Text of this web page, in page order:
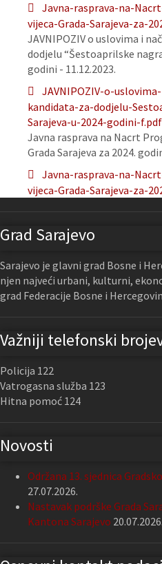
Javna-rasprava-na-
vijeca-Grada-Sarajeva-za-
JAVNIPOZIV o uslovima i
dodjelu “Šestoaprilske
godini - 11.12.2023.
JAVNIPOZIV-o-
kandidata-za-dodjelu-
Sarajeva-u-2024-godini-f.pdf
Javna rasprava na Nacrt
Grada Sarajeva za 2024.
Javna-rasprava-na-
vijeca-Grada-Sarajeva-za-
Grad Sarajevo
Sarajevo je glavni grad Bosne i
njen najveći urbani, kulturni,
grad Federacije Bosne i
Važniji telefonski
Policija 122
Vatrogasna služba 123
Hitna pomoć 124
Novosti
Održana 13. sjednica
27.07.2026.
Nastavak podrške Grada
Kantona Sarajevo 20.07.2026.